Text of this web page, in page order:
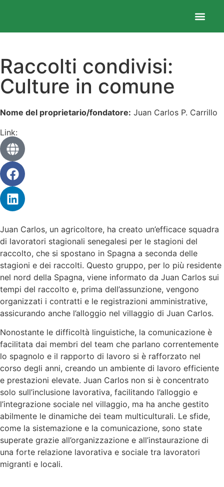
Raccolti condivisi:
Culture in comune
Nome del proprietario/fondatore: Juan Carlos P. Carrillo
Link:
Juan Carlos, un agricoltore, ha creato un’efficace squadra
di lavoratori stagionali senegalesi per le stagioni del
raccolto, che si spostano in Spagna a seconda delle
stagioni e dei raccolti. Questo gruppo, per lo più residente
nel nord della Spagna, viene informato da Juan Carlos sui
tempi del raccolto e, prima dell’assunzione, vengono
organizzati i contratti e le registrazioni amministrative,
assicurando anche l’alloggio nel villaggio di Juan Carlos.
Nonostante le difficoltà linguistiche, la comunicazione è
facilitata dai membri del team che parlano correntemente
lo spagnolo e il rapporto di lavoro si è rafforzato nel
corso degli anni, creando un ambiente di lavoro efficiente
e prestazioni elevate. Juan Carlos non si è concentrato
solo sull’inclusione lavorativa, facilitando l’alloggio e
l’integrazione sociale nel villaggio, ma ha anche gestito
abilmente le dinamiche dei team multiculturali. Le sfide,
come la sistemazione e la comunicazione, sono state
superate grazie all’organizzazione e all’instaurazione di
una forte relazione lavorativa e sociale tra lavoratori
migranti e locali.